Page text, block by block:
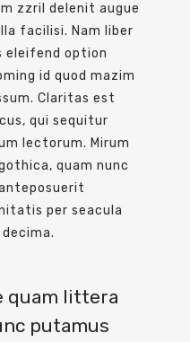
zzril delenit augue
facilisi. Nam liber
eleifend option
id quod mazim
Claritas est
qui sequitur
lectorum. Mirum
quam nunc
per seacula
quam littera
putamus